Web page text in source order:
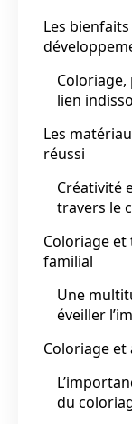
Les
lien
Les
réussi
Créativité
travers le
Coloriage
familial
Une
éveiller
Coloriage
du